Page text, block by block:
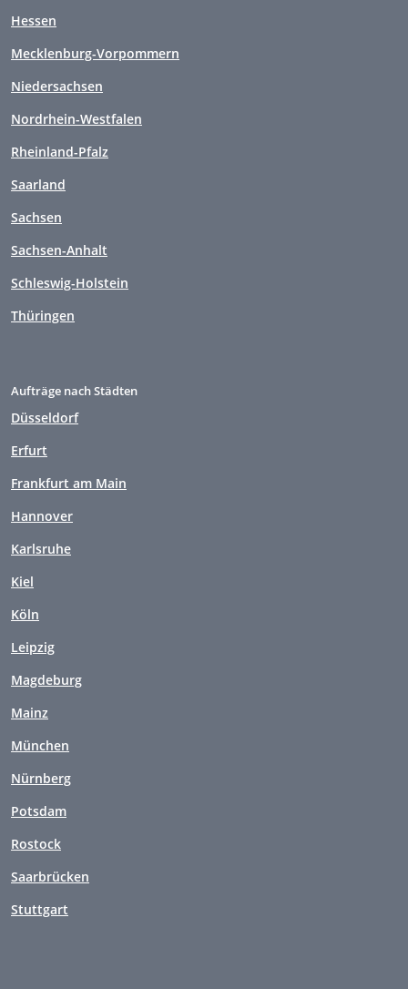
Hessen
Mecklenburg-Vorpommern
Niedersachsen
Nordrhein-Westfalen
Rheinland-Pfalz
Saarland
Sachsen
Sachsen-Anhalt
Schleswig-Holstein
Thüringen
Aufträge nach Städten
Düsseldorf
Erfurt
Frankfurt am Main
Hannover
Karlsruhe
Kiel
Köln
Leipzig
Magdeburg
Mainz
München
Nürnberg
Potsdam
Rostock
Saarbrücken
Stuttgart